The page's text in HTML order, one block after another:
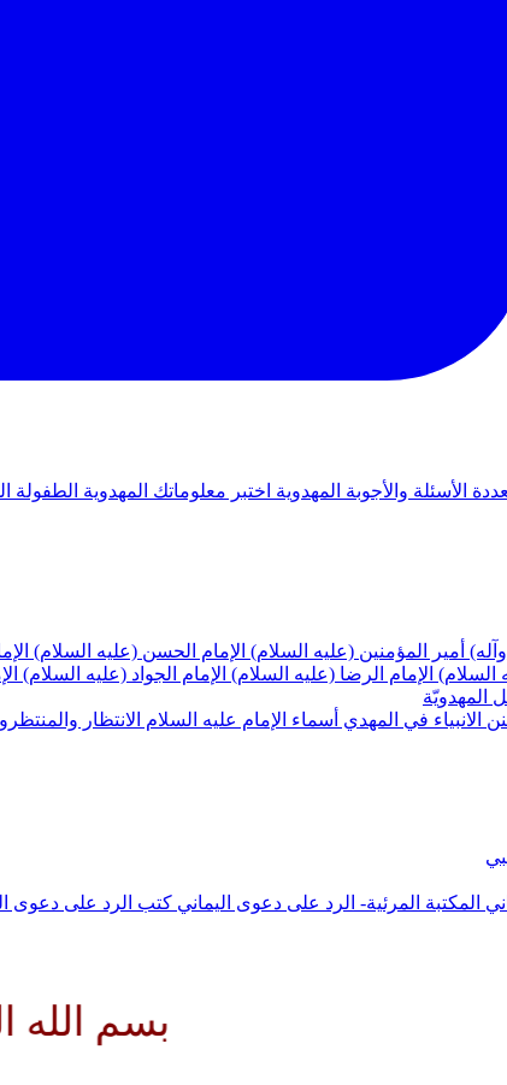
الأسئلة والأجوبة المهدوية اختبر معلوماتك المهدوية الطفولة
أمير المؤمنين (عليه السلام) الإمام الحسن (عليه السلام)
السلام) الإمام الرضا (عليه السلام) الإمام الجواد (عليه السلام)
المهدويّة
الانبياء في المهدي أسماء الإمام عليه السلام الانتظار
المكتبة المرئية- الرد على دعوى اليماني كتب الرد على دعوى
بسم الله الرحمن